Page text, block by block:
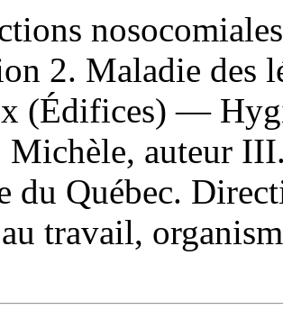
2. Maladie des
(Édifices) —
Michèle, auteur
du Québec.
travail,